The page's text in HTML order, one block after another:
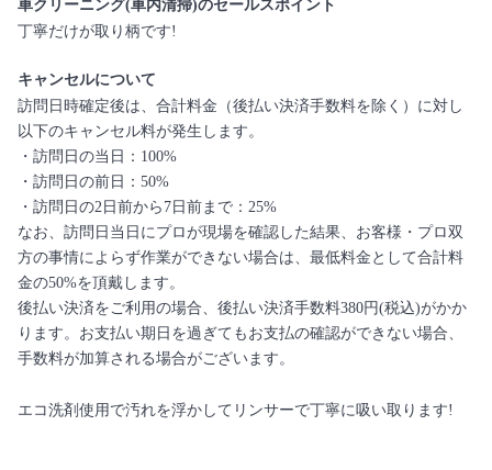
車クリーニング(車内清掃)のセールスポイント
丁寧だけが取り柄です!
キャンセルについて
訪問日時確定後は、合計料金（後払い決済手数料を除く）に対し
以下のキャンセル料が発生します。
・訪問日の当日：100%
・訪問日の前日：50%
・訪問日の2日前から7日前まで：25%
なお、訪問日当日にプロが現場を確認した結果、お客様・プロ双
方の事情によらず作業ができない場合は、最低料金として合計料
金の50%を頂戴します。
後払い決済をご利用の場合、後払い決済手数料380円(税込)がかか
ります。お支払い期日を過ぎてもお支払の確認ができない場合、
手数料が加算される場合がございます。
エコ洗剤使用で汚れを浮かしてリンサーで丁寧に吸い取ります!